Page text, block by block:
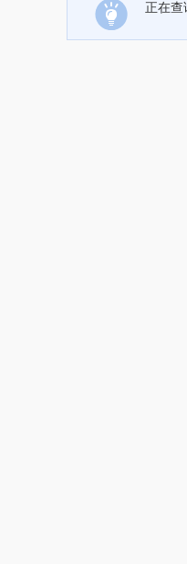
正在查